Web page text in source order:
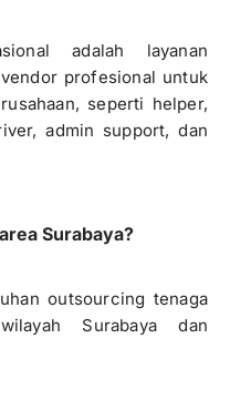
adalah layanan
profesional untuk
seperti helper,
admin support, dan
Surabaya?
outsourcing tenaga
Surabaya dan